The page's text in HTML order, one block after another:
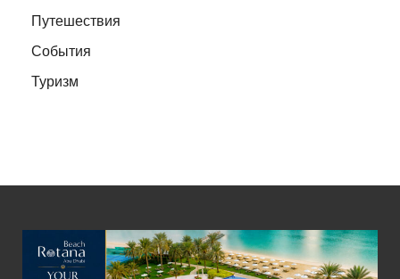
Путешествия
События
Туризм